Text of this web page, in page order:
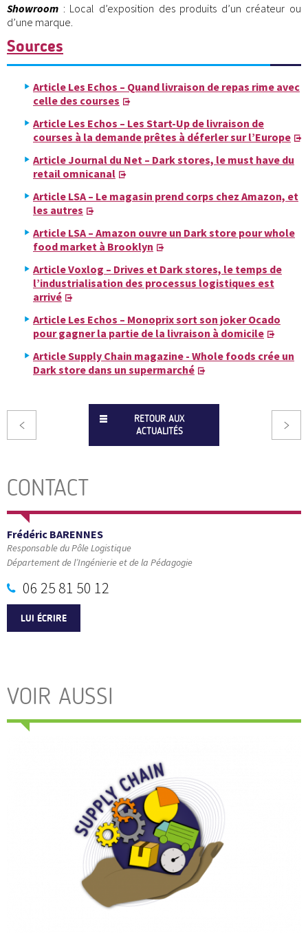
Showroom : Local d’exposition des produits d’un créateur ou
d’une marque.
Sources
Article Les Echos – Quand livraison de repas rime avec
celle des courses
Article Les Echos – Les Start-Up de livraison de
courses à la demande prêtes à déferler sur l’Europe
Article Journal du Net – Dark stores, le must have du
retail omnicanal
Article LSA– Le magasin prend corps chez Amazon, et
les autres
Article LSA– Amazon ouvre un Dark store pour whole
food market à Brooklyn
Article Voxlog – Drives et Dark stores, le temps de
l’industrialisation des processus logistiques est
arrivé
Article Les Echos – Monoprix sort son joker Ocado
pour gagner la partie de la livraison à domicile
Article Supply Chain magazine - Whole foods crée un
Dark store dans un supermarché
RETOUR AUX
ACTUALITÉS
CONTACT
Frédéric BARENNES
Responsable du Pôle Logistique
Département de l’Ingénierie et de la Pédagogie
06 25 81 50 12
LUI ÉCRIRE
VOIR AUSSI